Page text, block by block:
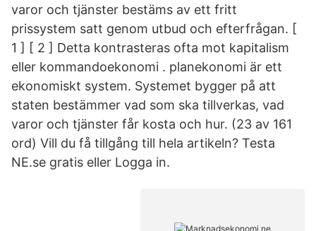
varor och tjänster bestäms av ett fritt
prissystem satt genom utbud och efterfrågan. [
1 ] [ 2 ] Detta kontrasteras ofta mot kapitalism
eller kommandoekonomi . planekonomi är ett
ekonomiskt system. Systemet bygger på att
staten bestämmer vad som ska tillverkas, vad
varor och tjänster får kosta och hur. (23 av 161
ord) Vill du få tillgång till hela artikeln? Testa
NE.se gratis eller Logga in.